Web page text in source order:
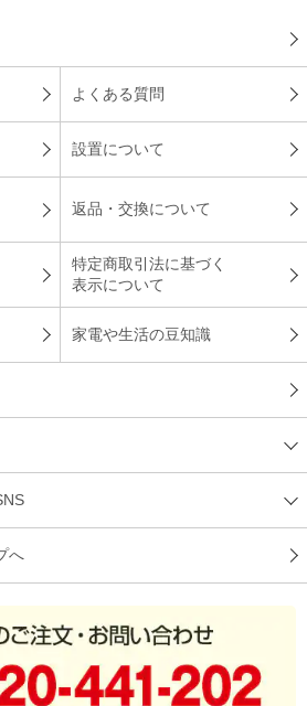
もスッキリしており今年の夏は、活
（ 京都府
期もあり決めました
した。空気清浄機能と見張り機能が
（福岡県60代
ありの商品なので選びました。部屋
もすっごく静かです。
よくある質問
設置について
返品・交換について
特定商取引法に基づく
表示について
家電や生活の豆知識
へ